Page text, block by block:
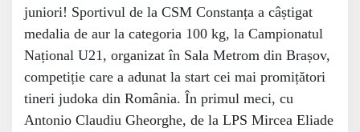
juniori! Sportivul de la CSM Constanța a câștigat
medalia de aur la categoria 100 kg, la Campionatul
Național U21, organizat în Sala Metrom din Brașov,
competiție care a adunat la start cei mai promițători
tineri judoka din România. În primul meci, cu
Antonio Claudiu Gheorghe, de la LPS Mircea Eliade